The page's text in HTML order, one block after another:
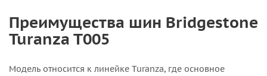
Преимущества шин Bridgestone
Turanza T005
Модель относится к линейке Turanza, где основное